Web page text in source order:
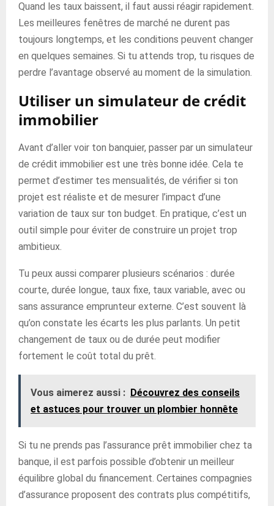
Quand les taux baissent, il faut aussi réagir rapidement.
Les meilleures fenêtres de marché ne durent pas
toujours longtemps, et les conditions peuvent changer
en quelques semaines. Si tu attends trop, tu risques de
perdre l’avantage observé au moment de la simulation.
Utiliser un simulateur de crédit
immobilier
Avant d’aller voir ton banquier, passer par un simulateur
de crédit immobilier est une très bonne idée. Cela te
permet d’estimer tes mensualités, de vérifier si ton
projet est réaliste et de mesurer l’impact d’une
variation de taux sur ton budget. En pratique, c’est un
outil simple pour éviter de construire un projet trop
ambitieux.
Tu peux aussi comparer plusieurs scénarios : durée
courte, durée longue, taux fixe, taux variable, avec ou
sans assurance emprunteur externe. C’est souvent là
qu’on constate les écarts les plus parlants. Un petit
changement de taux ou de durée peut modifier
fortement le coût total du prêt.
Vous aimerez aussi : Découvrez des conseils
et astuces pour trouver un plombier honnête
Si tu ne prends pas l’assurance prêt immobilier chez ta
banque, il est parfois possible d’obtenir un meilleur
équilibre global du financement. Certaines compagnies
d’assurance proposent des contrats plus compétitifs,